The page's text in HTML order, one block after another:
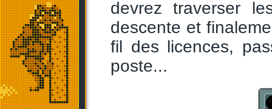
devrez traverser
descente et
fil des licences,
poste...